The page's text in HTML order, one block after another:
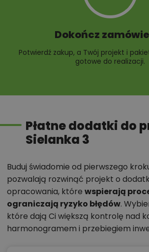
Dokończ
Potwierdź zakup, a Twój projekt i
gotowe do realizacji.
Płatne dodatki do
Sielanka 3
Buduj świadomie od pierwszego
pozwalają rozwinąć projekt o
opracowania, które wspierają
ograniczają ryzyko błędów.
które dają Ci większą kontrolę nad
harmonogramem i przebiegiem